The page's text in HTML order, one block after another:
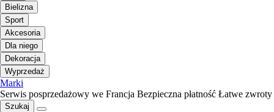
Bielizna
Sport
Akcesoria
Dla niego
Dekoracja
Wyprzedaż
Marki
Serwis posprzedażowy we Francja Bezpieczna płatność Łatwe zwroty
Szukaj